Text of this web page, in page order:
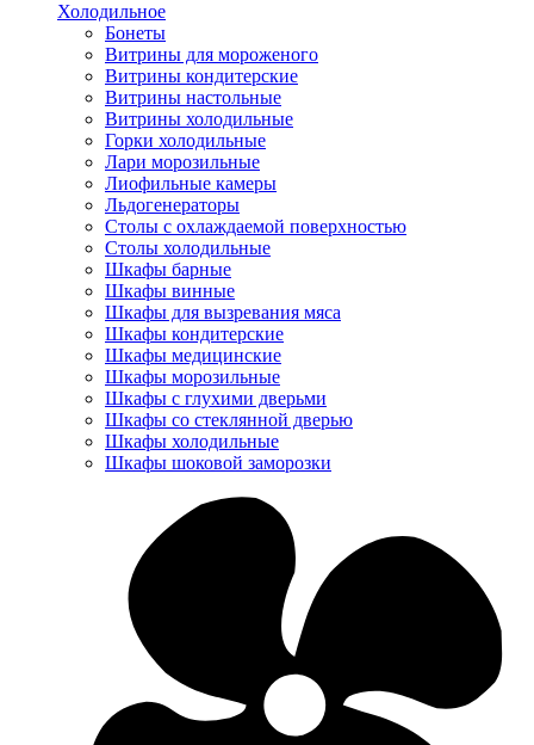
Холодильное
Бонеты
Витрины для мороженого
Витрины кондитерские
Витрины настольные
Витрины холодильные
Горки холодильные
Лари морозильные
Лиофильные камеры
Льдогенераторы
Столы с охлаждаемой поверхностью
Столы холодильные
Шкафы барные
Шкафы винные
Шкафы для вызревания мяса
Шкафы кондитерские
Шкафы медицинские
Шкафы морозильные
Шкафы с глухими дверьми
Шкафы со стеклянной дверью
Шкафы холодильные
Шкафы шоковой заморозки